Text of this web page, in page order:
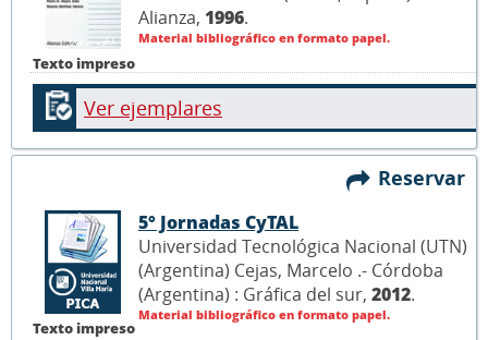
Texto impreso
Alianza, 1996.
Material bibliográfico en formato papel.
Ver ejemplares
Reservar
Texto impreso
5° Jornadas CyTAL
Universidad Tecnológica Nacional (UTN)
(Argentina) Cejas, Marcelo .- Córdoba
(Argentina) : Gráfica del sur, 2012.
Material bibliográfico en formato papel.